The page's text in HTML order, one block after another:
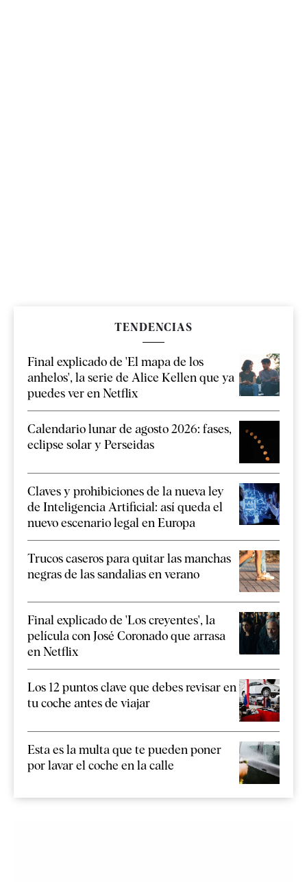
TENDENCIAS
Final explicado de 'El mapa de los
anhelos', la serie de Alice Kellen que ya
puedes ver en Netflix
Calendario lunar de agosto 2026: fases,
eclipse solar y Perseidas
Claves y prohibiciones de la nueva ley
de Inteligencia Artificial: así queda el
nuevo escenario legal en Europa
Trucos caseros para quitar las manchas
negras de las sandalias en verano
Final explicado de 'Los creyentes', la
película con José Coronado que arrasa
en Netflix
Los 12 puntos clave que debes revisar en
tu coche antes de viajar
Esta es la multa que te pueden poner
por lavar el coche en la calle